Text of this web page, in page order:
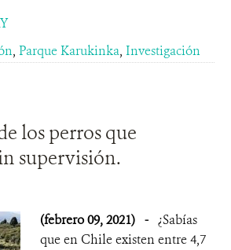
, Parque Karukinka, Investigación
los perros que
supervisión.
(febrero 09, 2021) - ¿Sabías
que en Chile existen entre 4,7